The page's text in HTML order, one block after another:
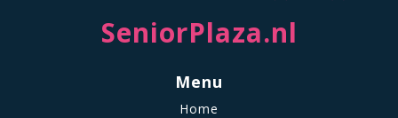
SeniorPlaza.nl
Menu
Home